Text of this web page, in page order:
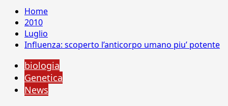
Home
2010
Luglio
Influenza: scoperto l’anticorpo umano piu’ potente
biologia
Genetica
News